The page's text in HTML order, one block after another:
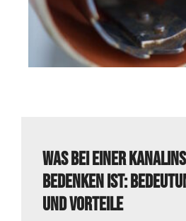
Was bei einer
bedenken ist:
und Vorteile